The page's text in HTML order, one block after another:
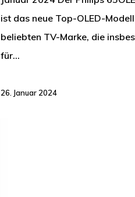
ist das neue Top-OLED-
beliebten TV-Marke, die
für…
26. Januar 2024